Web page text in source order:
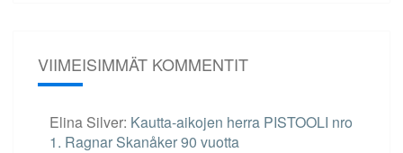
VIIMEISIMMÄT KOMMENTIT
Elina Silver: Kautta-aikojen herra PISTOOLI nro
1. Ragnar Skanåker 90 vuotta